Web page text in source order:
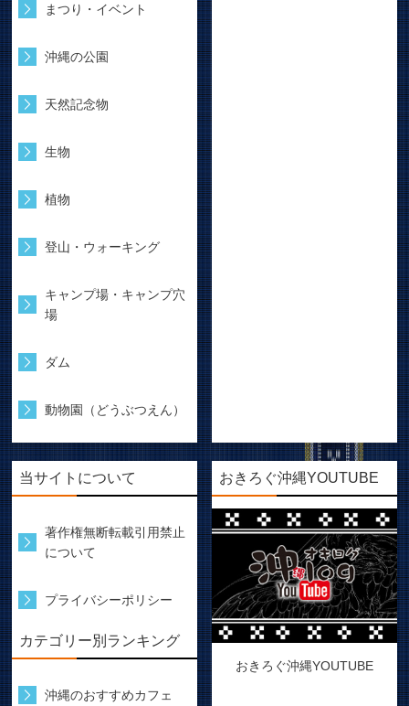
まつり・イベント
沖縄の公園
天然記念物
生物
植物
登山・ウォーキング
キャンプ場・キャンプ穴
場
ダム
動物園（どうぶつえん）
当サイトについて
著作権無断転載引用禁止
について
プライバシーポリシー
カテゴリー別ランキング
沖縄のおすすめカフェ
おきろぐ沖縄YOUTUBE
おきろぐ沖縄YOUTUBE